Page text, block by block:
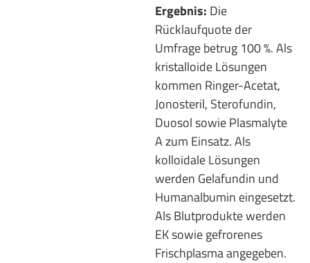
Ergebnis: Die
Rücklaufquote der
Umfrage betrug 100 %. Als
kristalloide Lösungen
kommen Ringer-Acetat,
Jonosteril, Sterofundin,
Duosol sowie Plasmalyte
A zum Einsatz. Als
kolloidale Lösungen
werden Gelafundin und
Humanalbumin eingesetzt.
Als Blutprodukte werden
EK sowie gefrorenes
Frischplasma angegeben.